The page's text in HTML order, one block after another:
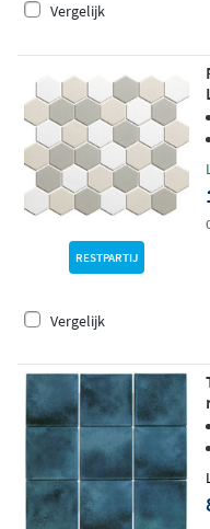
Vergelijk
RESTPARTIJ
Vergelijk